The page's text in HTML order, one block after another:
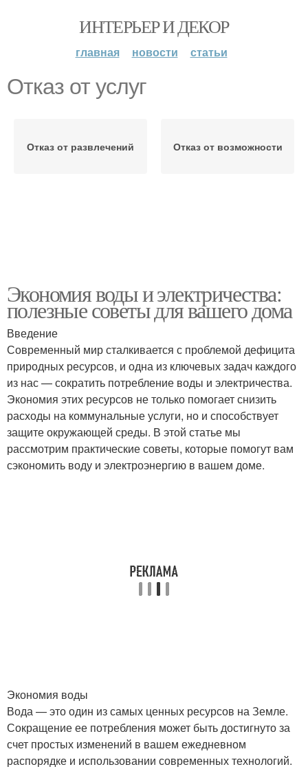
ИНТЕРЬЕР И ДЕКОР
главная новости статьи
Отказ от услуг
Отказ от развлечений Отказ от возможности
Экономия воды и электричества:
полезные советы для вашего дома
Введение
Современный мир сталкивается с проблемой дефицита
природных ресурсов, и одна из ключевых задач каждого
из нас — сократить потребление воды и электричества.
Экономия этих ресурсов не только помогает снизить
расходы на коммунальные услуги, но и способствует
защите окружающей среды. В этой статье мы
рассмотрим практические советы, которые помогут вам
сэкономить воду и электроэнергию в вашем доме.
Экономия воды
Вода — это один из самых ценных ресурсов на Земле.
Сокращение ее потребления может быть достигнуто за
счет простых изменений в вашем ежедневном
распорядке и использовании современных технологий.